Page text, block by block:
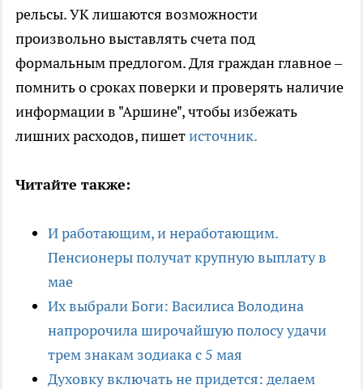
рельсы. УК лишаются возможности
произвольно выставлять счета под
формальным предлогом. Для граждан главное –
помнить о сроках поверки и проверять наличие
информации в "Аршине", чтобы избежать
лишних расходов, пишетисточник.
Читайте также:
И работающим, и неработающим.
Пенсионеры получат крупную выплату в
мае
Их выбрали Боги: Василиса Володина
напророчила широчайшую полосу удачи
трем знакам зодиака с 5 мая
Духовку включать не придется: делаем